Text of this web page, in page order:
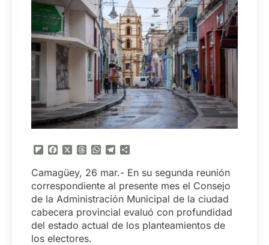
Flipboard
FacebookThreadsWhatsApp
Telegram
Camagüey, 26 mar.- En su segunda reunión
correspondiente al presente mes el Consejo
de la Administración Municipal de la ciudad
cabecera provincial evaluó con profundidad
del estado actual de los planteamientos de
los electores.